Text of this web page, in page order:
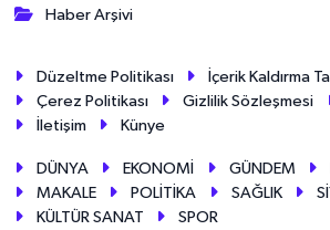
Haber Arşivi
Düzeltme Politikası
İçerik Kaldırma
Çerez Politikası
Gizlilik Sözleşmesi
İletişim
Künye
DÜNYA EKONOMİ GÜNDEM
MAKALE
POLİTİKA SAĞLIK
KÜLTÜR SANAT
SPOR